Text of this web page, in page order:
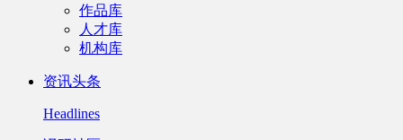
作品库
人才库
机构库
资讯头条
Headlines